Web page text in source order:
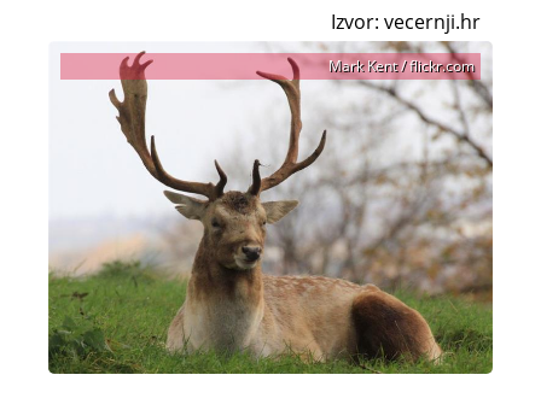
Izvor: vecernji.hr
Mark Kent / flickr.com